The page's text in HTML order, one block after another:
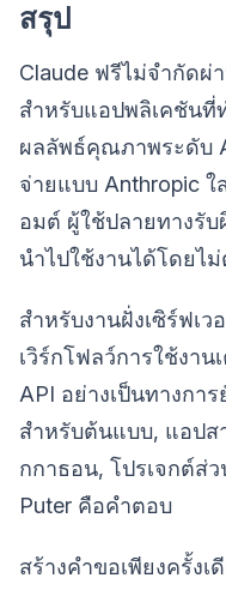
สรุป
Claude ฟรีไม่จำกัดผ่
สำหรับแอปพลิเคชันที่
ผลลัพธ์คุณภาพระดับ
จ่ายแบบ Anthropic ใ
อมต์ ผู้ใช้ปลายทางรั
นำไปใช้งานได้โดยไ
สำหรับงานฝั่งเซิร์ฟเ
เวิร์กโฟลว์การใช้งา
API อย่างเป็นทางกา
สำหรับต้นแบบ, แอปส
กกาธอน, โปรเจกต์ส่
Puter คือคำตอบ
สร้างคำขอเพียงครั้งเ